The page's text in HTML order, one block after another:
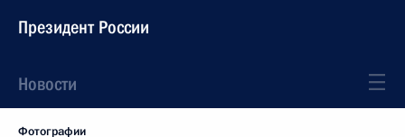
Президент России
Новости
Фотографии